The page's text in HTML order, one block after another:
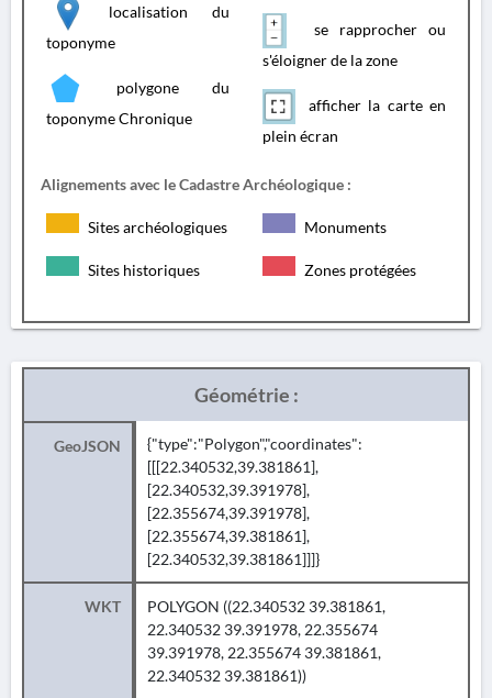
localisation du
toponyme
polygone du
toponyme Chronique
se rapprocher ou
s'éloigner de la zone
afficher la carte en
plein écran
Alignements avec le Cadastre Archéologique :
Sites archéologiques Monuments
Sites historiques Zones protégées
Géométrie :
GeoJSON
{"type":"Polygon","coordinates":
[[[22.340532,39.381861],
[22.340532,39.391978],
[22.355674,39.391978],
[22.355674,39.381861],
[22.340532,39.381861]]]}
WKT
POLYGON ((22.340532 39.381861,
22.340532 39.391978, 22.355674
39.391978, 22.355674 39.381861,
22.340532 39.381861))